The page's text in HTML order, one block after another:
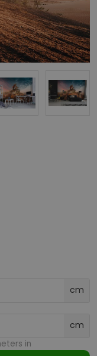
cm
cm
in